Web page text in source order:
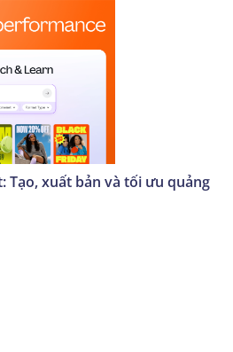
Tạo, xuất bản và tối ưu quảng